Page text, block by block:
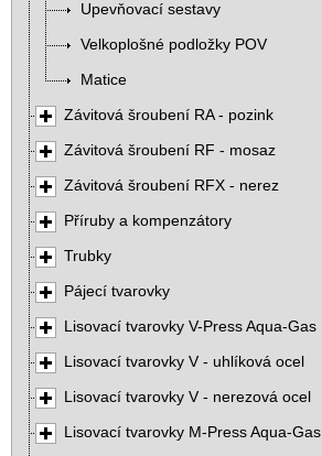
Upevňovací sestavy
Velkoplošné podložky POV
Matice
Závitová šroubení RA - pozink
Závitová šroubení RF - mosaz
Závitová šroubení RFX - nerez
Příruby a kompenzátory
Trubky
Pájecí tvarovky
Lisovací tvarovky V-Press Aqua-Gas
Lisovací tvarovky V - uhlíková ocel
Lisovací tvarovky V - nerezová ocel
Lisovací tvarovky M-Press Aqua-Gas